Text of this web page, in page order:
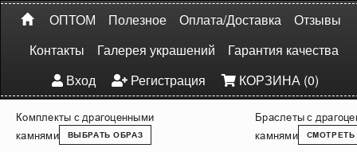
ОПТОМ Полезное Оплата/Доставка
Отзывы
Контакты
Галерея украшений
Гарантия качества
Вход
Регистрация КОРЗИНА (0)
Комплекты с драгоценными
камнями
ВЫБРАТЬ ОБРАЗ
Браслеты с
камнями
СМОТРЕТЬ